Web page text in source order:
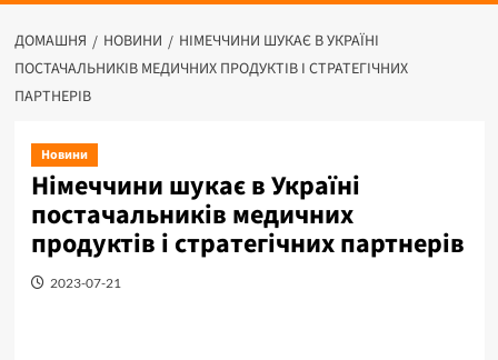
ДОМАШНЯ НОВИНИ
НІМЕЧЧИНИ ШУКАЄ В УКРАЇНІ
ПОСТАЧАЛЬНИКІВ МЕДИЧНИХ ПРОДУКТІВ І СТРАТЕГІЧНИХ
ПАРТНЕРІВ
Новини
Німеччини шукає в Україні
постачальників медичних
продуктів і стратегічних партнерів
2023-07-21